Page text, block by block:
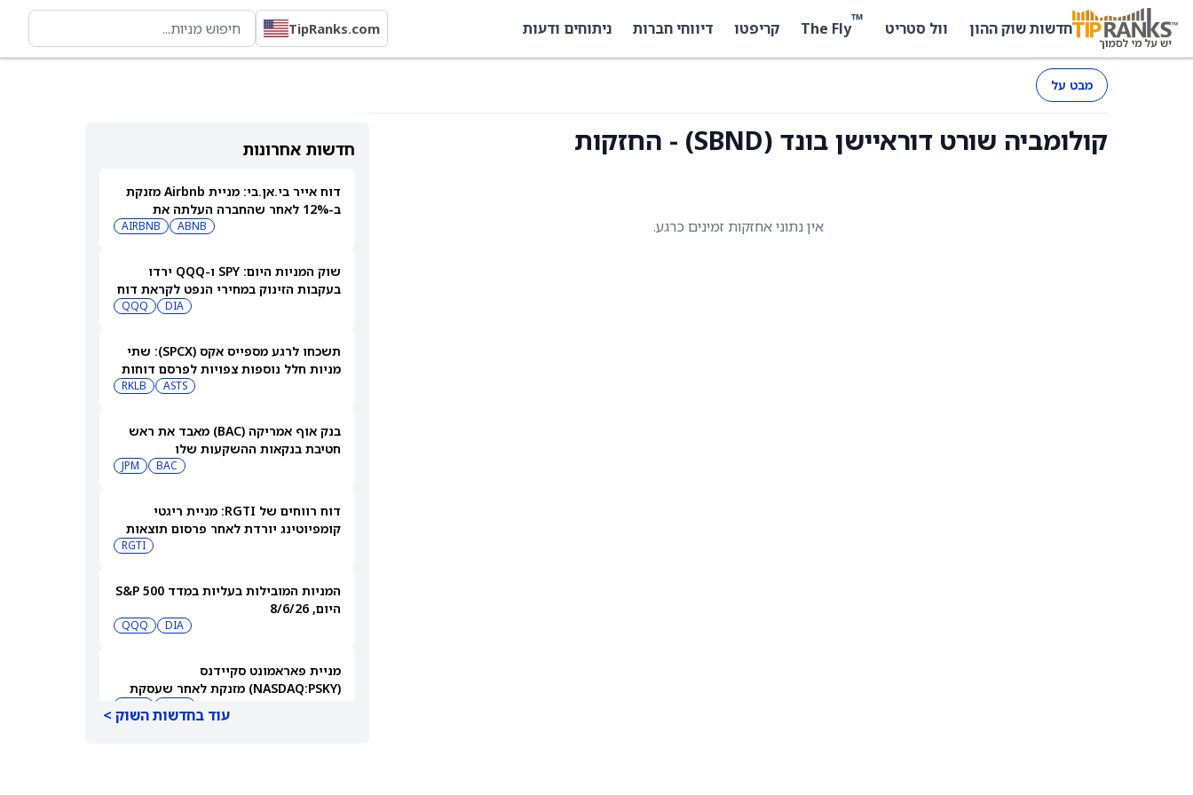
חדשות שוק ההון וול סטריט ™
The Fly קריפטו דיווחי חברות ניתוחים ודעות TipRanks.com
מבט על
קולומביה שורט דוראיישן בונד (SBND) - החזקות
אין נתוני אחזקות זמינים כרגע.
חדשות אחרונות
דוח אייר בי.אן.בי: מניית Airbnb מזנקת
ב-12% לאחר שהחברה העלתה את
ABNB
AIRBNB
שוק המניות היום: SPY ו-QQQ ירדו
בעקבות הזינוק במחירי הנפט לקראת דוח
DIA
QQQ
תשכחו לרגע מספייס אקס (SPCX): שתי
מניות חלל נוספות צפויות לפרסם דוחות
ASTS
RKLB
בנק אוף אמריקה (BAC) מאבד את ראש
חטיבת בנקאות ההשקעות שלו
BAC
JPM
דוח רווחים של RGTI: מניית ריגטי
קומפיוטינג יורדת לאחר פרסום תוצאות
RGTI
המניות המובילות בעליות במדד S&P 500
היום, 8/6/26
DIA
QQQ
מניית פאראמונט סקיידנס
(NASDAQ:PSKY) מזנקת לאחר שעסקת
המיזוג קיבלה אישור בבריטניהעוד בחדשות השוק >